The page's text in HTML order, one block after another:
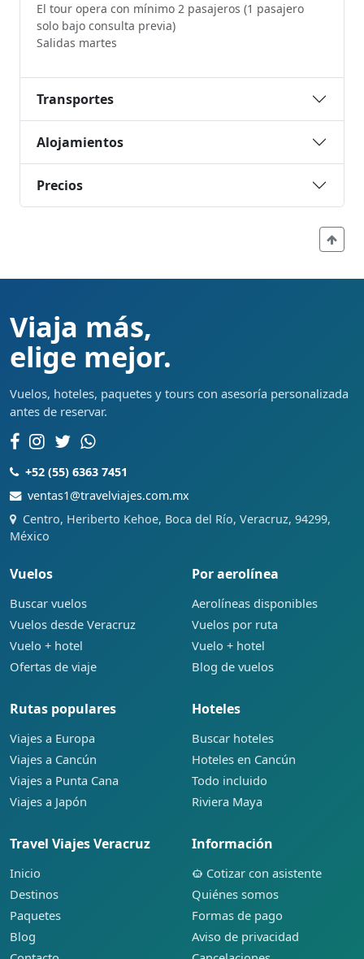
El tour opera con mínimo 2 pasajeros (1 pasajero
solo bajo consulta previa)
Salidas martes
Transportes
Alojamientos
Precios
Viaja más,
elige mejor.
Vuelos, hoteles, paquetes y tours con asesoría personalizada
antes de reservar.
+52 (55) 6363 7451
ventas1@travelviajes.com.mx
Centro, Heriberto Kehoe, Boca del Río, Veracruz, 94299,
México
Vuelos
Buscar vuelos
Vuelos desde Veracruz
Vuelo + hotel
Ofertas de viaje
Por aerolínea
Aerolíneas disponibles
Vuelos por ruta
Vuelo + hotel
Blog de vuelos
Rutas populares
Viajes a Europa
Viajes a Cancún
Viajes a Punta Cana
Viajes a Japón
Hoteles
Buscar hoteles
Hoteles en Cancún
Todo incluido
Riviera Maya
Travel Viajes Veracruz
Inicio
Destinos
Paquetes
Blog
Información
Cotizar con asistente
Quiénes somos
Formas de pago
Aviso de privacidad